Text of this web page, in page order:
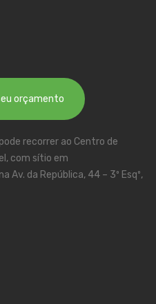
orçamento
recorrer ao Centro de
com sítio em
da República, 44 – 3º Esqº,